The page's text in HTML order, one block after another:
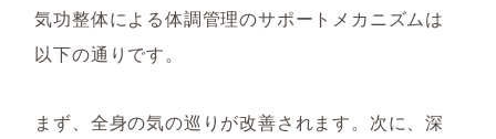
気功整体による体調管理のサポートメカニズムは
以下の通りです。
まず、全身の気の巡りが改善されます。次に、深